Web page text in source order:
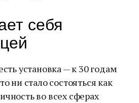
себя
установка — к 30 годам
ни стало состояться как
во всех сферах